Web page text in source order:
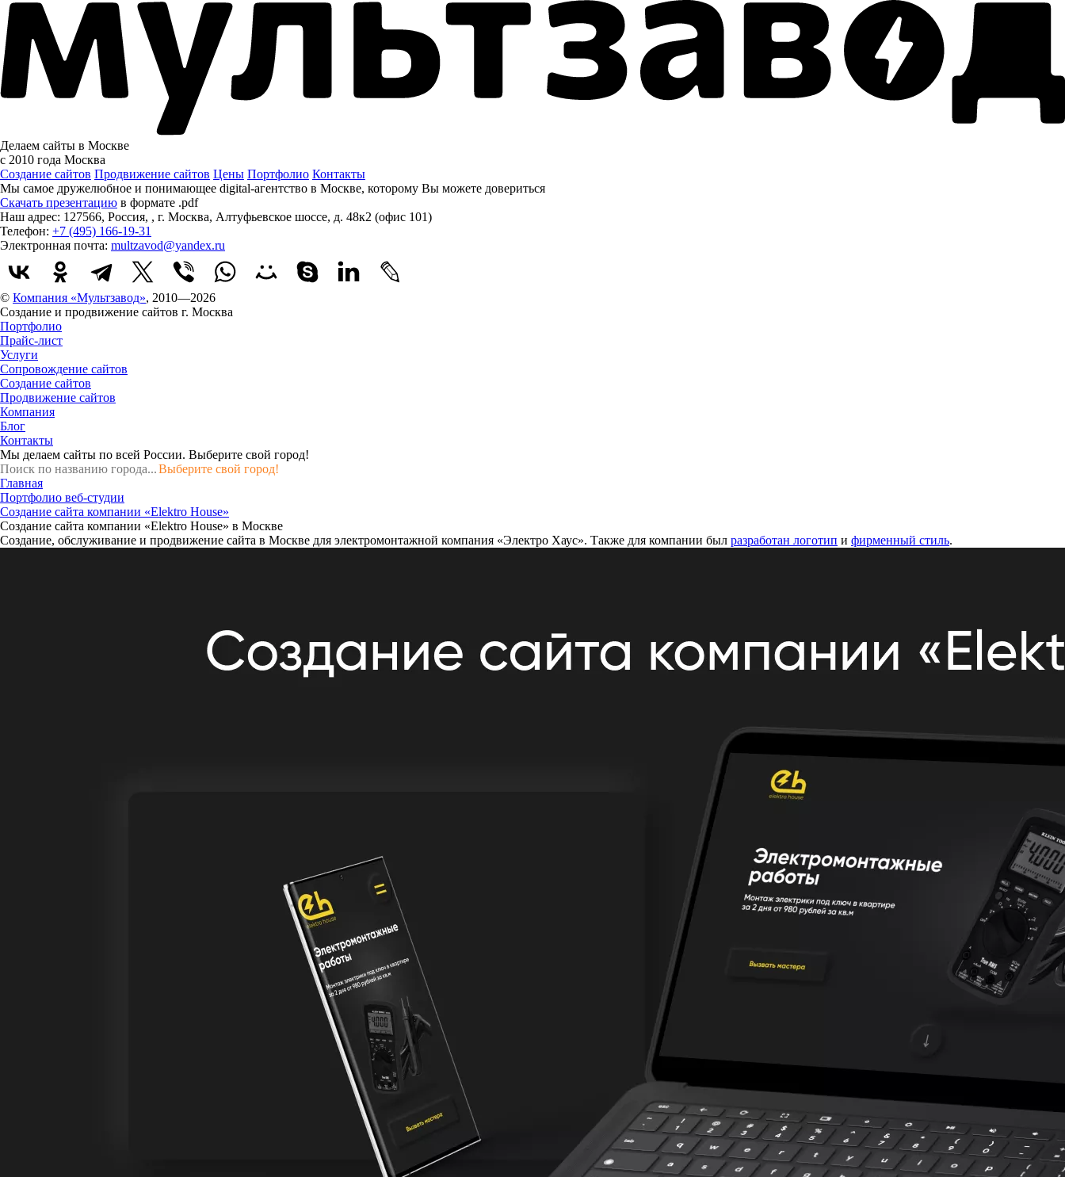
Делаем сайты в Москве
с 2010 года Москва
Создание сайтов Продвижение сайтов Цены Портфолио Контакты
Мы самое дружелюбное и понимающее digital-агентство в Москве, которому Вы можете довериться
Скачать презентацию в формате .pdf
Наш адрес: 127566, Россия, , г. Москва, Алтуфьевское шоссе, д. 48к2 (офис 101)
Телефон: +7 (495) 166-19-31
Электронная почта: multzavod@yandex.ru
© Компания «Мультзавод», 2010—2026
Создание и продвижение сайтов г. Москва
Портфолио
Прайс-лист
Услуги
Сопровождение сайтов
Создание сайтов
Продвижение сайтов
Компания
Блог
Контакты
Мы делаем сайты по всей России. Выберите свой город!
Выберите свой город!
Главная
Портфолио веб-студии
Создание сайта компании «Elektro House»
Создание сайта компании «Elektro House» в Москве
Создание, обслуживание и продвижение сайта в Москве для электромонтажной компания «Электро Хаус». Также для компании был разработан логотип и фирменный стиль.